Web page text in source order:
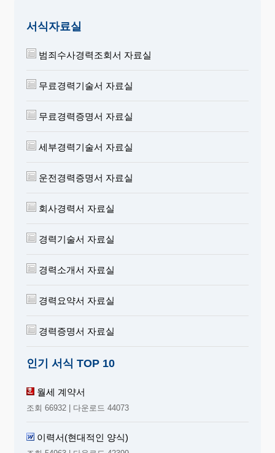
서식자료실
범죄수사경력조회서 자료실
무료경력기술서 자료실
무료경력증명서 자료실
세부경력기술서 자료실
운전경력증명서 자료실
회사경력서 자료실
경력기술서 자료실
경력소개서 자료실
경력요약서 자료실
경력증명서 자료실
인기 서식 TOP 10
월세 계약서
조회 66932 | 다운로드 44073
이력서(현대적인 양식)